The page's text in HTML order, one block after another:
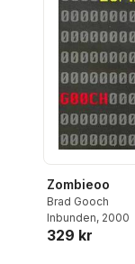
Zombieoo
Brad Gooch
Inbunden, 2000
329 kr